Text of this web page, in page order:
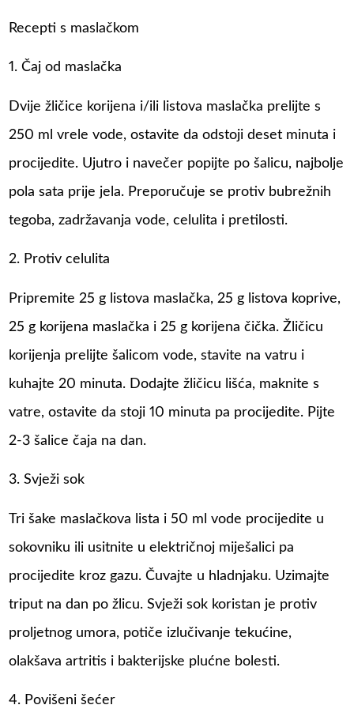
Recepti s maslačkom
1. Čaj od maslačka
Dvije žličice korijena i/ili listova maslačka prelijte s
250 ml vrele vode, ostavite da odstoji deset minuta i
procijedite. Ujutro i navečer popijte po šalicu, najbolje
pola sata prije jela. Preporučuje se protiv bubrežnih
tegoba, zadržavanja vode, celulita i pretilosti.
2. Protiv celulita
Pripremite 25 g listova maslačka, 25 g listova koprive,
25 g korijena maslačka i 25 g korijena čička. Žličicu
korijenja prelijte šalicom vode, stavite na vatru i
kuhajte 20 minuta. Dodajte žličicu lišća, maknite s
vatre, ostavite da stoji 10 minuta pa procijedite. Pijte
2-3 šalice čaja na dan.
3. Svježi sok
Tri šake maslačkova lista i 50 ml vode procijedite u
sokovniku ili usitnite u električnoj miješalici pa
procijedite kroz gazu. Čuvajte u hladnjaku. Uzimajte
triput na dan po žlicu. Svježi sok koristan je protiv
proljetnog umora, potiče izlučivanje tekućine,
olakšava artritis i bakterijske plućne bolesti.
4. Povišeni šećer